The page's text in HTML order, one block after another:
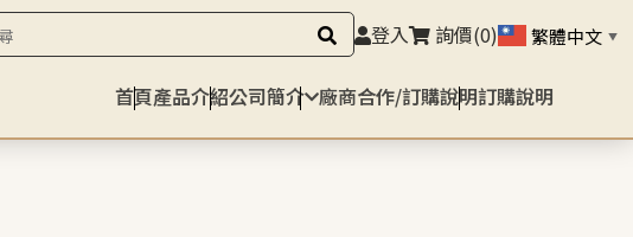
登入 詢價(0) 繁體中文 ▼
首頁產品介紹公司簡介 廠商合作/訂購說明訂購說明